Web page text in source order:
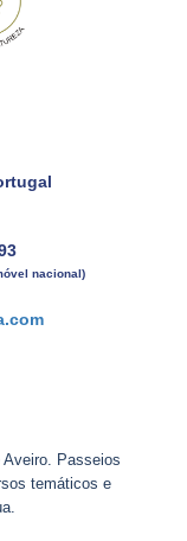
nacional)
Passeios
temáticos e